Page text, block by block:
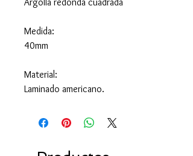
Medida:
40mm
Material:
Laminado americano.